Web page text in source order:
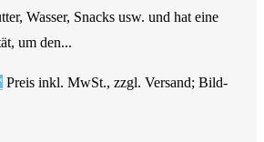
Wasser, Snacks usw. und hat eine
um den...
Preis inkl. MwSt., zzgl. Versand; Bild-